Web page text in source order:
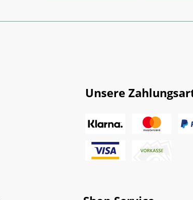
Unsere